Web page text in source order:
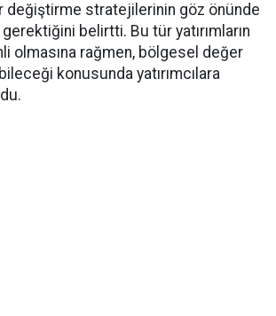
değiştirme stratejilerinin göz önünde
belirtti. Bu tür yatırımların
olmasına rağmen, bölgesel değer
konusunda yatırımcılara